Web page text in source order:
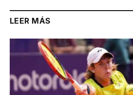
LEER MÁS